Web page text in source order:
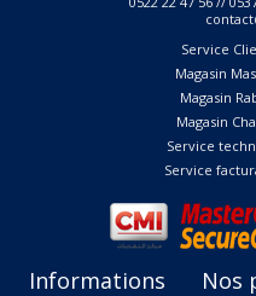
Service
Magasin
Magasin
Magasin
Service
Service
Informations Nos